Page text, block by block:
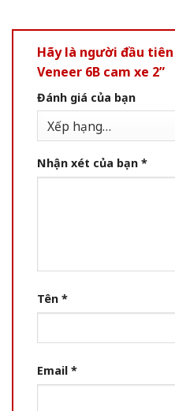
Hãy là người đầu tiên
Veneer 6B cam xe 2”
Đánh giá của bạn
Nhận xét của bạn *
Tên *
Email *